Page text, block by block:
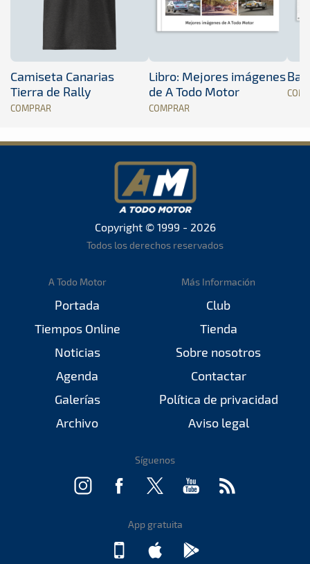
Camiseta Canarias
Tierra de Rally
COMPRAR
Libro: Mejores imágenes
de A Todo Motor
COMPRAR
Copyright © 1999 - 2026
Todos los derechos reservados
A Todo Motor
Portada
Tiempos Online
Noticias
Agenda
Galerías
Archivo
Más Información
Club
Tienda
Sobre nosotros
Contactar
Política de privacidad
Aviso legal
Síguenos
App gratuita